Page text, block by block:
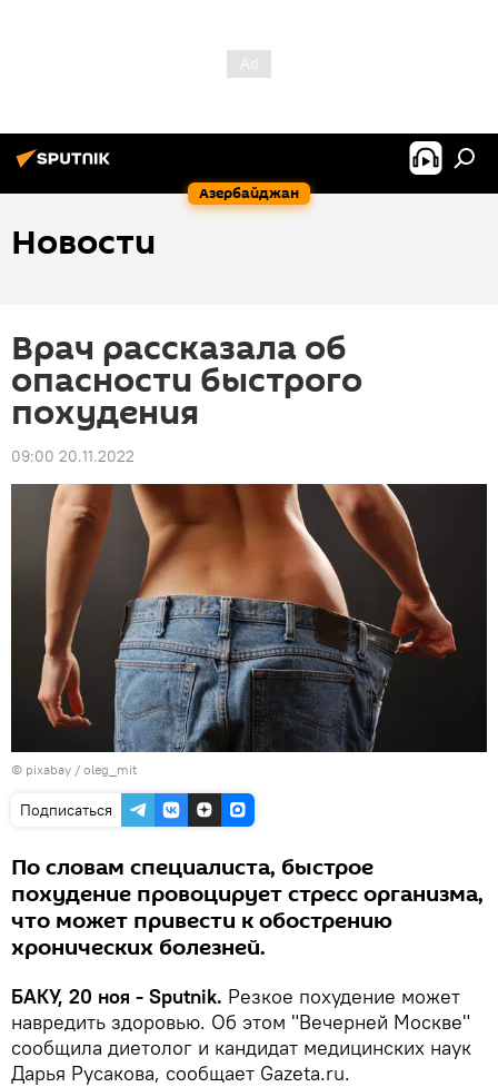
Азербайджан
Новости
Врач рассказала об
опасности быстрого
похудения
09:00 20.11.2022
© pixabay / oleg_mit
Подписаться
По словам специалиста, быстрое
похудение провоцирует стресс организма,
что может привести к обострению
хронических болезней.
БАКУ, 20 ноя - Sputnik. Резкое похудение может
навредить здоровью. Об этом "Вечерней Москве"
сообщила диетолог и кандидат медицинских наук
Дарья Русакова, сообщает Gazeta.ru.